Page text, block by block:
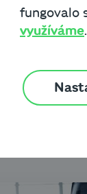
fungovalo
využíváme.